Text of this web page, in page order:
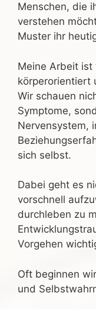
Menschen, die
verstehen
Muster ihr
Meine Arbeit ist
körperorientiert
Wir schauen
Symptome,
Nervensystem,
sich selbst.
Dabei geht es
vorschnell
durchleben zu
Vorgehen
Oft beginnen
und